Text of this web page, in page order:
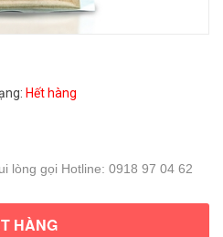
Hết hàng
lòng gọi Hotline: 0918 97 04 62
HÀNG